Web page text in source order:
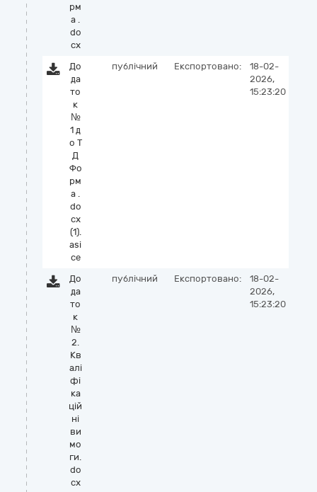
рм
а .
do
cx
До
да
то
к
№
1 д
о Т
Д
Фо
рм
а .
do
cx
(1).
asi
ce
публічний Експортовано:
18-02-
2026,
15:23:20
До
да
то
к
№
2.
Кв
алі
фі
ка
цій
ні
ви
мо
ги.
do
cx
публічний Експортовано:
18-02-
2026,
15:23:20